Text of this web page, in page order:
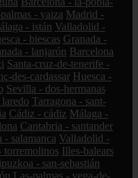
- yaiza Madrid -
- istán Valladolid -
- biescas Granada -
- lanjarón Barcelona
Santa-cruz-de-tenerife -
des-cardassar Huesca -
Sevilla - dos-hermanas
Tarragona - sant-
Cádiz - cádiz Málaga -
Cantabria - santander
- salamanca Valladolid -
torremolinos Illes-balears
- san-sebastián